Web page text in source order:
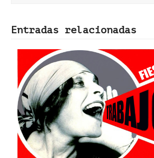
Entradas relacionadas